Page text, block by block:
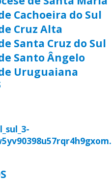
Cachoeira do Sul
Cruz Alta
Santa Cruz do Sul
Santo Ângelo
Uruguaiana